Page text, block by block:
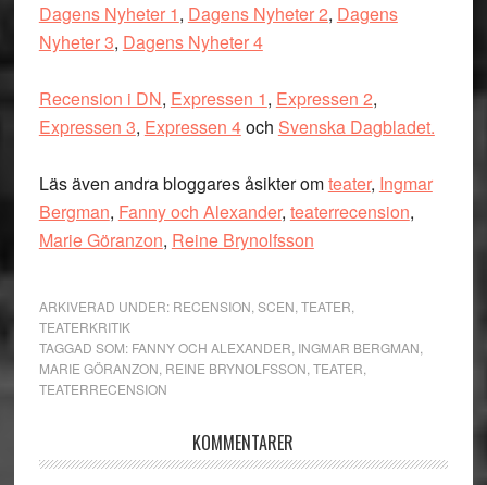
Dagens Nyheter 1, Dagens Nyheter 2, Dagens
Nyheter 3, Dagens Nyheter 4
Recension i DN, Expressen 1, Expressen 2,
Expressen 3, Expressen 4och Svenska Dagbladet.
Läs även andra bloggares åsikter omteater, Ingmar
Bergman, Fanny och Alexander, teaterrecension,
Marie Göranzon, Reine Brynolfsson
ARKIVERAD UNDER: RECENSION SCEN TEATER
TEATERKRITIK
TAGGAD SOM: FANNY OCH ALEXANDER INGMAR BERGMAN
MARIE GÖRANZON REINE BRYNOLFSSON TEATER
TEATERRECENSION
Läsarkommentarer
KOMMENTARER